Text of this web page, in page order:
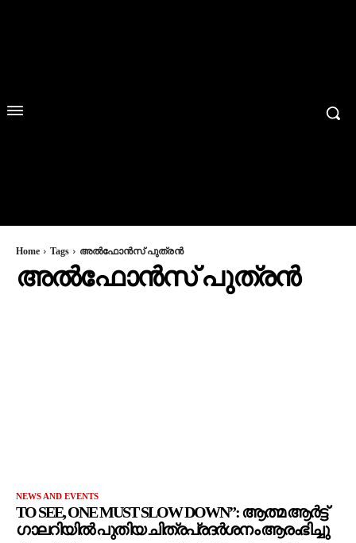
Home Tags അല്‍ഫോന്‍സ് പുത്രന്‍
അല്‍ഫോന്‍സ് പുത്രന്‍
NEWS AND EVENTS
TO SEE, ONE MUST SLOW DOWN”: ആത്മ ആർട്ട്
ഗാലറിയിൽ പുതിയ ചിത്രപ്രദർശനം ആരംഭിച്ചു